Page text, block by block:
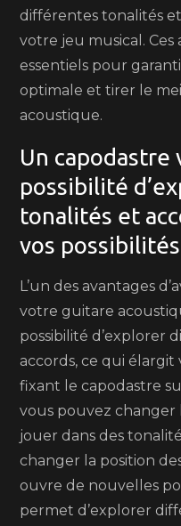
différentes tonalités
votre jeu musical. Ces
essentiels pour
optimale et tirer le
acoustique.
Un capodastre
possibilité
tonalités et
vos
L’un des avantages
votre guitare
possibilité d’explorer
accords, ce qui élargit
fixant le capodastre
vous pouvez
jouer dans des
changer la position
ouvre de nouvelles
permet d’explorer